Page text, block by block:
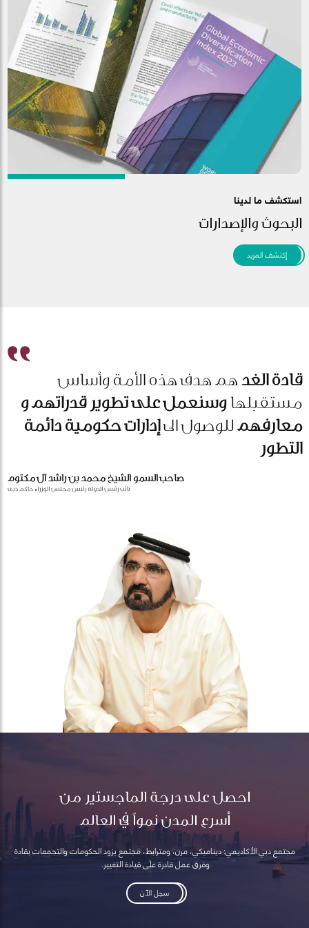
استكشف ما لدينا
البحوث والإصدارات
إكتشف المزيد
قادة الغدهم هدف هذه الأمة وأساس
مستقبلهاوسنعمل على تطوير قدراتهم و
معارفهمللوصول الىإدارات حكومية دائمة
التطور
صاحب السمو الشيخ محمد بن راشد آل مكتوم
نائب رئيس الدولة رئيس مجلس الوزراء حاكم دبي
احصل على درجة الماجستير من
أسرع المدن نمواً في العالم
مجتمع دبي الأكاديمي: ديناميكي، مرن، ومترابط، مجتمع يزود الحكومات والتجمعات بقادة
وفرق عمل قادرة على قيادة التغيير.
سجل الآن